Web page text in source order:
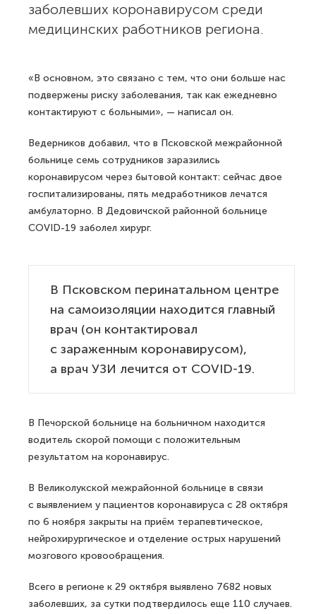
заболевших коронавирусом среди
медицинских работников региона.
«В основном, это связано с тем, что они больше нас
подвержены риску заболевания, так как ежедневно
контактируют с больными», — написал он.
Ведерников добавил, что в Псковской межрайонной
больнице семь сотрудников заразились
коронавирусом через бытовой контакт: сейчас двое
госпитализированы, пять медработников лечатся
амбулаторно. В Дедовичской районной больнице
COVID-19 заболел хирург.
В Псковском перинатальном центре
на самоизоляции находится главный
врач (он контактировал
с зараженным коронавирусом),
а врач УЗИ лечится от COVID-19.
В Печорской больнице на больничном находится
водитель скорой помощи с положительным
результатом на коронавирус.
В Великолукской межрайонной больнице в связи
с выявлением у пациентов коронавируса с 28 октября
по 6 ноября закрыты на приём терапевтическое,
нейрохирургическое и отделение острых нарушений
мозгового кровообращения.
Всего в регионе к 29 октября выявлено 7682 новых
заболевших, за сутки подтвердилось еще 110 случаев.